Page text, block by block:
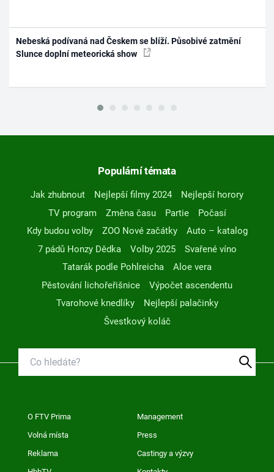
Nebeská podívaná nad Českem se blíží. Působivé zatmění
Slunce doplní meteorická show
Populární témata
Jak zhubnout Nejlepší filmy 2024
Nejlepší horory
TV program
Změna času Partie
Počasí
Kdy budou volby
ZOO Nové začátky
Auto – katalog
7 pádů Honzy Dědka
Volby 2025
Svařené víno
Tatarák podle Pohlreicha
Aloe vera
Pěstování lichořeřišnice
Výpočet ascendentu
Tvarohové knedlíky
Nejlepší palačinky
Švestkový koláč
O FTV Prima Management
Volná místa Press
Reklama Castingy a výzvy